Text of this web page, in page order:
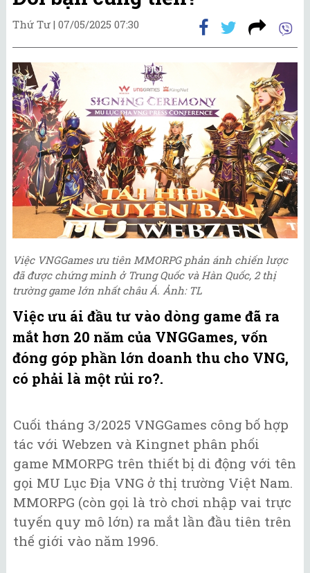
Thứ Tư | 07/05/2025 07:30
Việc VNGGames ưu tiên MMORPG phản ánh chiến lược
đã được chứng minh ở Trung Quốc và Hàn Quốc, 2 thị
trường game lớn nhất châu Á. Ảnh: TL
Việc ưu ái đầu tư vào dòng game đã ra
mắt hơn 20 năm của VNGGames, vốn
đóng góp phần lớn doanh thu cho VNG,
có phải là một rủi ro?.
Cuối tháng 3/2025 VNGGames công bố hợp
tác với Webzen và Kingnet phân phối
game MMORPG trên thiết bị di động với tên
gọi MU Lục Địa VNG ở thị trường Việt Nam.
MMORPG (còn gọi là trò chơi nhập vai trực
tuyến quy mô lớn) ra mắt lần đầu tiên trên
thế giới vào năm 1996.